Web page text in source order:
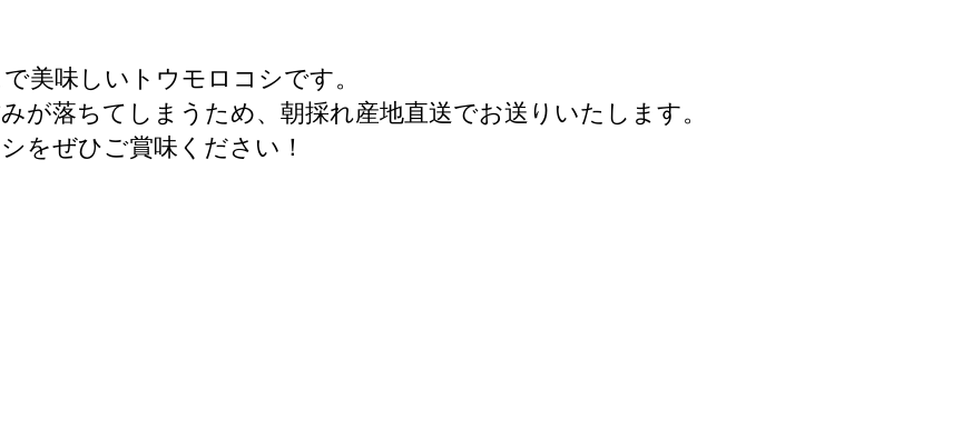
美味しいトウモロコシです。
が落ちてしまうため、朝採れ産地直送でお送りいたします。
をぜひご賞味ください！